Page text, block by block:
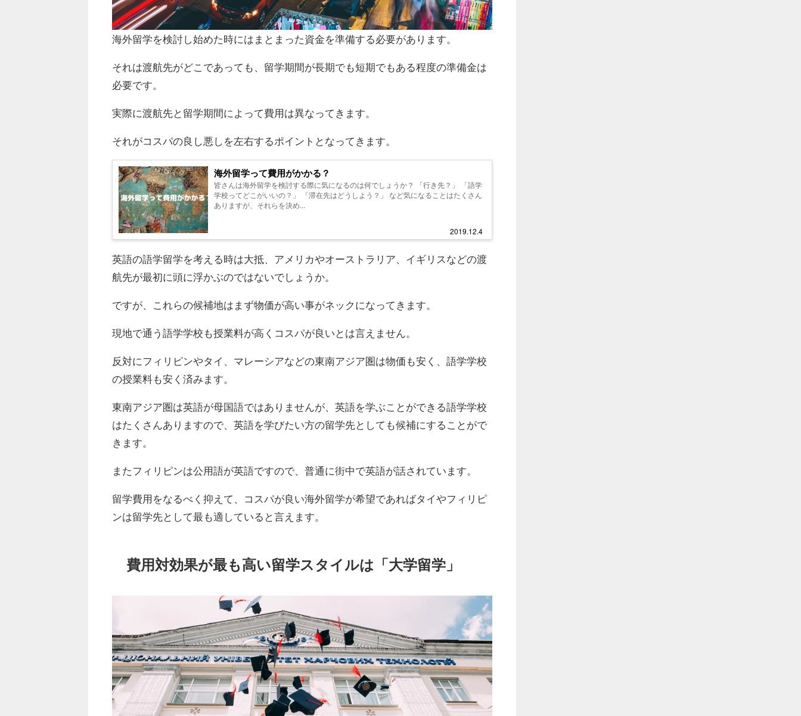
海外留学を検討し始めた時にはまとまった資金を準備する必要があります。
それは渡航先がどこであっても、留学期間が長期でも短期でもある程度の準備金は
必要です。
実際に渡航先と留学期間によって費用は異なってきます。
それがコスパの良し悪しを左右するポイントとなってきます。
海外留学って費用がかかる？
2019.12.4
皆さんは海外留学を検討する際に気になるのは何でしょうか？ 「行き先？」 「語学
学校ってどこがいいの？」 「滞在先はどうしよう？」 など気になることはたくさん
ありますが、それらを決め...
英語の語学留学を考える時は大抵、アメリカやオーストラリア、イギリスなどの渡
航先が最初に頭に浮かぶのではないでしょうか。
ですが、これらの候補地はまず物価が高い事がネックになってきます。
現地で通う語学学校も授業料が高くコスパが良いとは言えません。
反対にフィリピンやタイ、マレーシアなどの東南アジア圏は物価も安く、語学学校
の授業料も安く済みます。
東南アジア圏は英語が母国語ではありませんが、英語を学ぶことができる語学学校
はたくさんありますので、英語を学びたい方の留学先としても候補にすることがで
きます。
またフィリピンは公用語が英語ですので、普通に街中で英語が話されています。
留学費用をなるべく抑えて、コスパが良い海外留学が希望であればタイやフィリピ
ンは留学先として最も適していると言えます。
費用対効果が最も高い留学スタイルは「大学留学」